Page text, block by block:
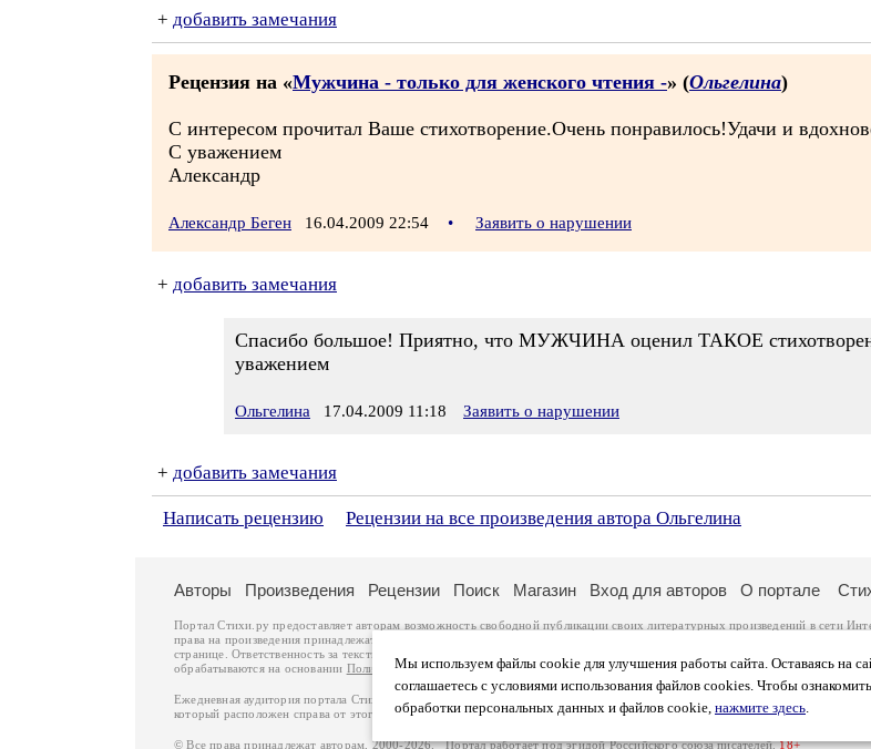
+ добавить замечания
Рецензия на «Мужчина - только для женского чтения -» (Ольгелина)
С интересом прочитал Ваше стихотворение.Очень понравилось!Удачи и
С уважением
Александр
Александр Беген 16.04.2009 22:54 • Заявить о нарушении
+ добавить замечания
Спасибо большое! Приятно, что МУЖЧИНА оценил ТАКОЕ
уважением
Ольгелина 17.04.2009 11:18 Заявить о нарушении
+ добавить замечания
Написать рецензию Рецензии на все произведения автора Ольгелина
Мы используем файлы cookie для улучшения работы сайта. Оставаясь на
соглашаетесь с условиями использования файлов cookies. Чтобы
обработки персональных данных и файлов cookie, нажмите здесь.
Авторы Произведения Рецензии Поиск Магазин Вход для авторов О портале
Портал Стихи.ру предоставляет авторам возможность свободной публикации своих литературных произведений в сети
права на произведения принадлежат авторам и охраняются
. Перепечатка произведений возможна только с
странице. Ответственность за тексты произведений авторы несут самостоятельно на основании
обрабатываются на основании Политики обработки персональных данных. Вы также можете посмотреть более подробную
Ежедневная аудитория портала Стихи.ру – порядка 200 тысяч посетителей, которые в общей сумме просматривают более
который расположен справа от этого текста. В каждой графе указано по две цифры: количество просмотров и количество
© Все права принадлежат авторам, 2000-2026. Портал работает под эгидойРоссийского союза писателей.18+